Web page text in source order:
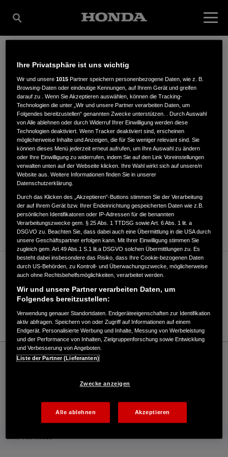
SEAREX GERMANY
GMBH
Amtsstr. 77,22149,Hamburg
ANFAHRTSBESCHREIBUNG ANFORDERN
WEBSITE
Verkauf / Kundendienst
040/3290400
E-Mail
Honda
Industrie
Searex Germany GmbH - Industrial – Honda - HONDA Deutschland Offizielle Website
Mehr von Honda
Ihre Privatsphäre ist uns wichtig
Wir und unsere1015 Partner speichern personenbezogene Daten, wie z. B.
Browsing-Daten oder eindeutige Kennungen, auf Ihrem Gerät und greifen
darauf zu . Wenn Sie Akzeptieren auswählen, können die Tracking-
Technologien die unter „Wir und unsere Partner verarbeiten Daten, um
Folgendes bereitzustellen“ genannten Zwecke unterstützen. . Durch Auswahl
von Alle ablehnen oder durch Widerruf Ihrer Einwilligung werden diese
Technologien deaktiviert. Wenn Tracker deaktiviert sind, erscheinen
möglicherweise Inhalte und Anzeigen, die für Sie weniger relevant sind. Sie
können dieses Menü jederzeit erneut aufrufen, um Ihre Auswahl zu ändern
oder Ihre Einwilligung zu widerrufen, indem Sie auf den Link Voreinstellungen
verwalten unten auf der Webseite klicken. Ihre Wahl wirkt sich auf unsere/n
Website aus. Weitere Informationen finden Sie in unserer
Datenschutzerklärung.
Durch das Klicken des „Akzeptieren“-Buttons stimmen Sie der Verarbeitung
der auf Ihrem Gerät bzw. Ihrer Endeinrichtung gespeicherten Daten wie z.B.
persönlichen Identifikatoren oder IP-Adressen für die benannten
Verarbeitungszwecke gem. § 25 Abs. 1 TTDSG sowie Art. 6 Abs. 1 lit. a
DSGVO zu. Beachten Sie, dass dabei auch eine Übermittlung in die USA durch
unsere Geschäftspartner erfolgen kann. Mit Ihrer Einwilligung stimmen Sie
zugleich gem. Art.49 Abs.1 S.1 lit.a DSGVO solchen Übermittlungen zu. Es
besteht dabei insbesondere das Risiko, dass Ihre Cookie-bezogenen Daten
durch US-Behörden, zu Kontroll- und Überwachungszwecke, möglicherweise
auch ohne Rechtsbehelfsmöglichkeiten, verarbeitet werden.
Wir und unsere Partner verarbeiten Daten, um
Folgendes bereitzustellen:
Verwendung genauer Standortdaten. Endgeräteeigenschaften zur Identifikation
aktiv abfragen. Speichern von oder Zugriff auf Informationen auf einem
Endgerät. Personalisierte Werbung und Inhalte, Messung von Werbeleistung
und der Performance von Inhalten, Zielgruppenforschung sowie Entwicklung
und Verbesserung von Angeboten.
Liste der Partner (Lieferanten)
Zwecke anzeigen
Alle ablehnen Akzeptieren